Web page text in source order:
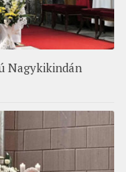
Nagykikindán